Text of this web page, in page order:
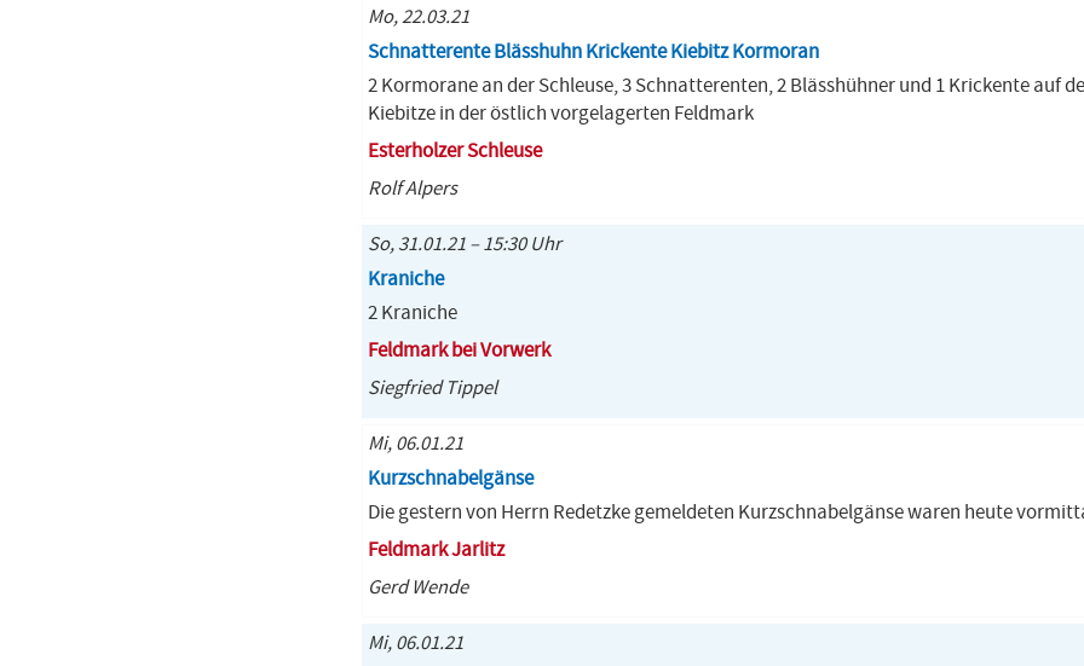
Mo, 22.03.21
Schnatterente Blässhuhn Krickente Kiebitz Kormoran
2 Kormorane an der Schleuse, 3 Schnatterenten, 2 Blässhühner und 1 Krickente auf
Kiebitze in der östlich vorgelagerten Feldmark
Esterholzer Schleuse
Rolf Alpers
So, 31.01.21 – 15:30 Uhr
Kraniche
2 Kraniche
Feldmark bei Vorwerk
Siegfried Tippel
Mi, 06.01.21
Kurzschnabelgänse
Die gestern von Herrn Redetzke gemeldeten Kurzschnabelgänse waren heute
Feldmark Jarlitz
Gerd Wende
Mi, 06.01.21